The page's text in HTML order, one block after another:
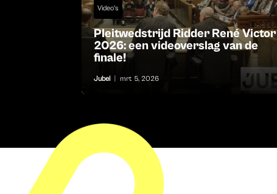
Video's
Pleitwedstrijd Ridder René Victor
2026: een videoverslag van de
finale!
Jubel mrt 5, 2026